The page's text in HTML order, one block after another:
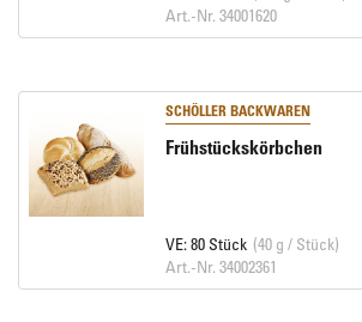
Art.-Nr. 34001620
SCHÖLLER BACKWAREN
Frühstückskörbchen
VE: 80 Stück (40 g / Stück)
Art.-Nr. 34002361